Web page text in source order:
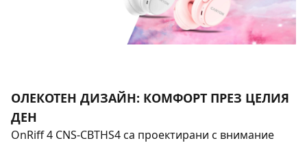
ОЛЕКОТЕН ДИЗАЙН: КОМФОРТ ПРЕЗ ЦЕЛИЯ
ДЕН
OnRiff 4 CNS-CBTHS4 са проектирани с внимание